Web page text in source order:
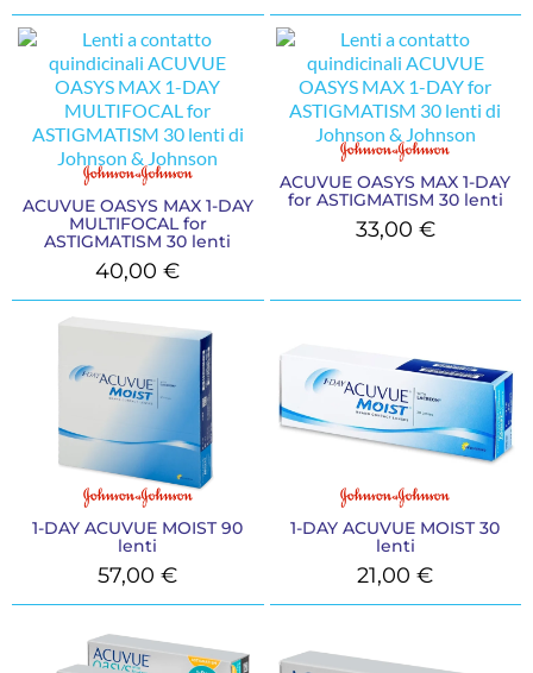
ACUVUE OASYS MAX 1-DAY
MULTIFOCAL for
ASTIGMATISM 30 lenti
40,00€
ACUVUE OASYS MAX 1-DAY
for ASTIGMATISM 30 lenti
33,00 €
1-DAY ACUVUE MOIST 90
lenti
57,00€
1-DAY ACUVUE MOIST 30
lenti
21,00€